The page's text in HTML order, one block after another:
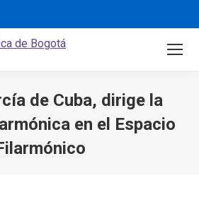
de Cuba, dirige la
en el Espacio